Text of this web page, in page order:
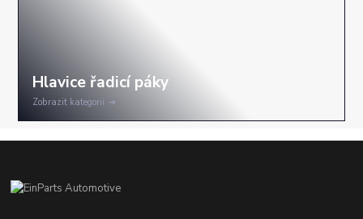
Zobrazit kategorii